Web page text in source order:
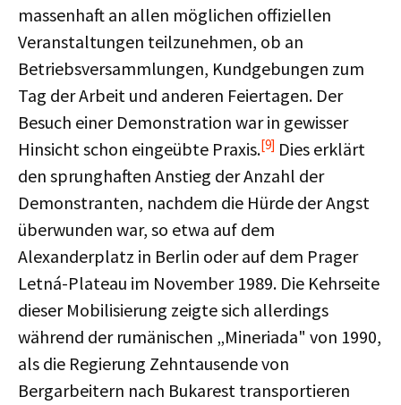
massenhaft an allen möglichen offiziellen
Veranstaltungen teilzunehmen, ob an
Betriebsversammlungen, Kundgebungen zum
Tag der Arbeit und anderen Feiertagen. Der
Besuch einer Demonstration war in gewisser
Hinsicht schon eingeübte Praxis.[9] Dies erklärt
den sprunghaften Anstieg der Anzahl der
Demonstranten, nachdem die Hürde der Angst
überwunden war, so etwa auf dem
Alexanderplatz in Berlin oder auf dem Prager
Letná-Plateau im November 1989. Die Kehrseite
dieser Mobilisierung zeigte sich allerdings
während der rumänischen „Mineriada" von 1990,
als die Regierung Zehntausende von
Bergarbeitern nach Bukarest transportieren